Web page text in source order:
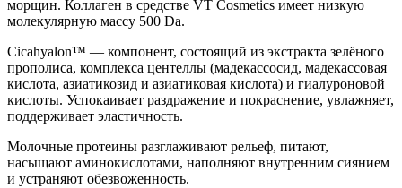
морщин. Коллаген в средстве VT Cosmetics имеет низкую
молекулярную массу 500 Da.
Cicahyalon™ — компонент, состоящий из экстракта зелёного
прополиса, комплекса центеллы (мадекассосид, мадекассовая
кислота, азиатикозид и азиатиковая кислота) и гиалуроновой
кислоты. Успокаивает раздражение и покраснение, увлажняет,
поддерживает эластичность.
Молочные протеины разглаживают рельеф, питают,
насыщают аминокислотами, наполняют внутренним сиянием
и устраняют обезвоженность.